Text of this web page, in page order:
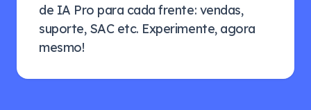
de IA Pro para cada frente: vendas,
suporte, SAC etc. Experimente, agora
mesmo!